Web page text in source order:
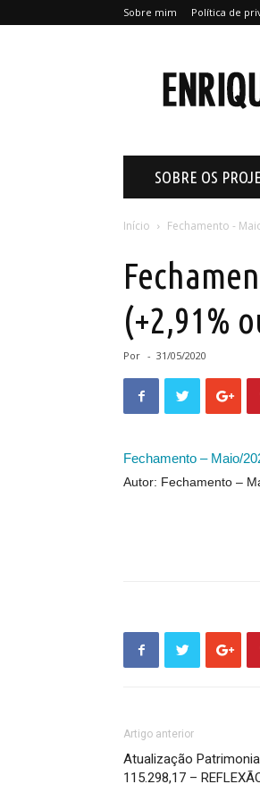
Sobre mim Política de
SOBRE OS
Início Fechamento -
(+2,91%
Por - 31/05/2020
Fechamento – Maio/
Autor: Fechamento –
Artigo anterior
Atualização
115.298,17 –